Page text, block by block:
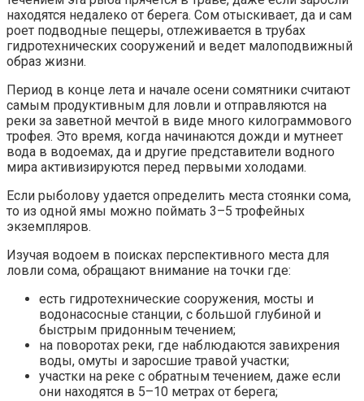
находятся недалеко от берега. Сом отыскивает, да и сам
роет подводные пещеры, отлеживается в трубах
гидротехнических сооружений и ведет малоподвижный
образ жизни.
Период в конце лета и начале осени сомятники считают
самым продуктивным для ловли и отправляются на
реки за заветной мечтой в виде много килограммового
трофея. Это время, когда начинаются дожди и мутнеет
вода в водоемах, да и другие представители водного
мира активизируются перед первыми холодами.
Если рыболову удается определить места стоянки сома,
то из одной ямы можно поймать 3–5 трофейных
экземпляров.
Изучая водоем в поисках перспективного места для
ловли сома, обращают внимание на точки где:
есть гидротехнические сооружения, мосты и
водонасосные станции, с большой глубиной и
быстрым придонным течением;
на поворотах реки, где наблюдаются завихрения
воды, омуты и заросшие травой участки;
участки на реке с обратным течением, даже если
они находятся в 5–10 метрах от берега;